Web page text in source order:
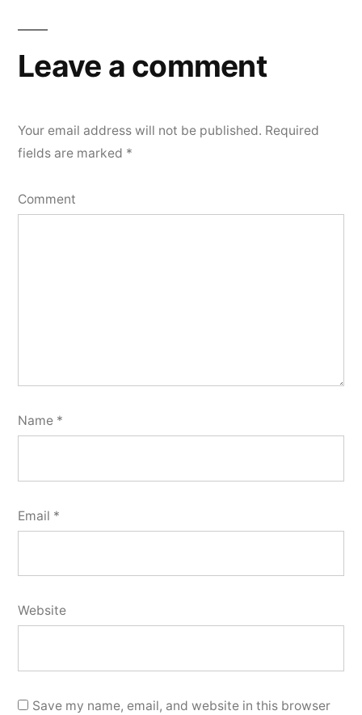
Leave a comment
Your email address will not be published. Required
fields are marked *
Comment
Name *
Email *
Website
Save my name, email, and website in this browser